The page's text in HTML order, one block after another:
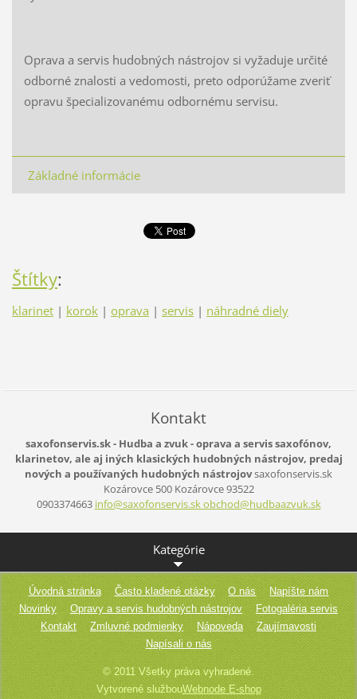
Oprava a servis hudobných nástrojov si vyžaduje určité
odborné znalosti a vedomosti, preto odporúžame zveriť
opravu špecializovanému odbornému servisu.
Základné informácie
Štítky:
klarinet | korok | oprava | servis | náhradné diely
Kontakt
saxofonservis.sk - Hudba a zvuk - oprava a servis saxofónov,
klarinetov, ale aj iných klasických hudobných nástrojov, predaj
nových a používaných hudobných nástrojovsaxofonservis.sk
Kozárovce 500Kozárovce93522
0903374663 info@saxofonservis.sk obchod@hudbaazvuk.sk
Kategórie
Úvodná stránka Často kladené otázky O nás
Napíšte nám
Novinky
Opravy a servis hudobných nástrojov
Fotogaléria servis
Kontakt
Zmluvné podmienky Nápoveda
Zaujímavosti
Napísali o nás
© 2011 Všetky práva vyhradené.
Vytvorené službouWebnode E-shop